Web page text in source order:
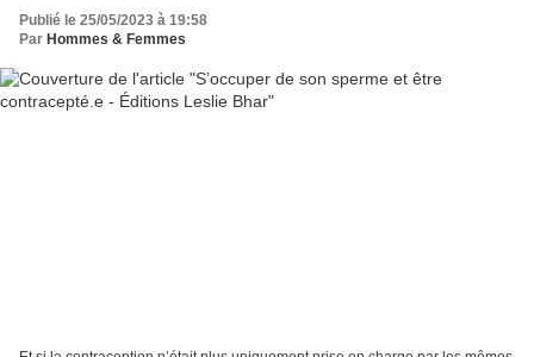
Publié le 25/05/2023 à 19:58
Par Hommes & Femmes